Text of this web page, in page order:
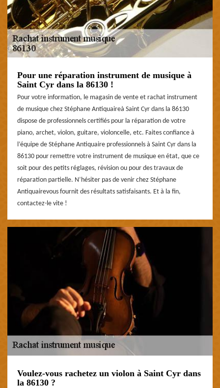
Pour une réparation instrument de musique à
Saint Cyr dans la 86130 !
Pour votre information, le magasin de vente et rachat instrument
de musique chez Stéphane Antiquaireà Saint Cyr dans la 86130
dispose de professionnels certifiés pour la réparation de votre
piano, archet, violon, guitare, violoncelle, etc. Faites confiance à
l’équipe de Stéphane Antiquaire professionnels à Saint Cyr dans la
86130 pour remettre votre instrument de musique en état, que ce
soit pour des petits réglages, révision ou pour des travaux de
réparation partielle. N’hésiter pas de venir chez Stéphane
Antiquairevous fournit des résultats satisfaisants. Et à la fin,
contactez-le vite !
Voulez-vous rachetez un violon à Saint Cyr dans
la 86130 ?